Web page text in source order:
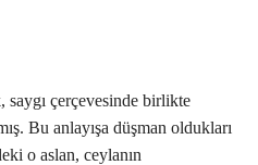
çerçevesinde birlikte
Bu anlayışa düşman oldukları
o aslan, ceylanın